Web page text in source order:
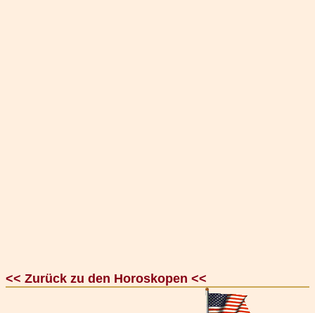
<< Zurück zu den Horoskopen <<